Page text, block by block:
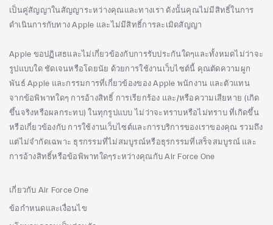
เป็นคู่สัญญาในสัญญาระหว่างคุณและทางเรา ดังนั้นคุณไม่มีสิทธิ์ในการ
ดำเนินการกับทาง Apple และไม่มีสิทธิ์การละเมิดสัญญา
Apple ขอปฏิเสธและไม่เกี่ยวข้องกับการรับประกันใดๆและทั้งหมดไม่ว่าจะ
รูปแบบใด ชัดเจนหรือโดยนัย ด้วยการใช้งานเว็บไซต์นี้ คุณตัดความผูก
พันธ์ Apple และกรรมการที่เกี่ยวข้องของ Apple พนักงาน และตัวแทน
จากข้อพิพาทใดๆ การอ้างสิทธิ์ การเรียกร้อง และ/หรือความเสียหาย (เกิด
ขึ้นจริงหรือผลกระทบ) ในทุกรูปแบบ ไม่ว่าจะทราบหรือไม่ทราบ ที่เกิดขึ้น
หรือเกี่ยวข้องกับ การใช้งานเว็บไซต์และการบริการของเราของคุณ รวมถึง
แต่ไม่จำกัดเฉพาะ ธุรกรรมที่ไม่สมบูรณ์หรือธุรกรรมที่เสร็จสมบูรณ์ และ
การอ้างสิทธิ์หรือข้อพิพาทใดๆระหว่างคุณกับ Air Force One
เกี่ยวกับ Air Force One
ข้อกำหนดและเงื่อนไข